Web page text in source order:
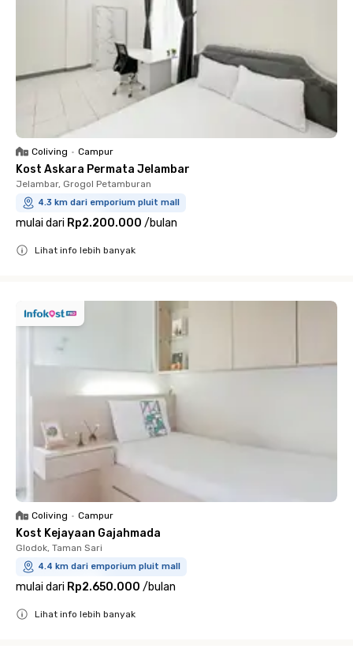
Coliving • Campur
Kost Askara Permata Jelambar
Jelambar, Grogol Petamburan
4.3 km dari emporium pluit mall
mulai dari Rp2.200.000 /bulan
Lihat info lebih banyak
Coliving • Campur
Kost Kejayaan Gajahmada
Glodok, Taman Sari
4.4 km dari emporium pluit mall
mulai dari Rp2.650.000 /bulan
Lihat info lebih banyak